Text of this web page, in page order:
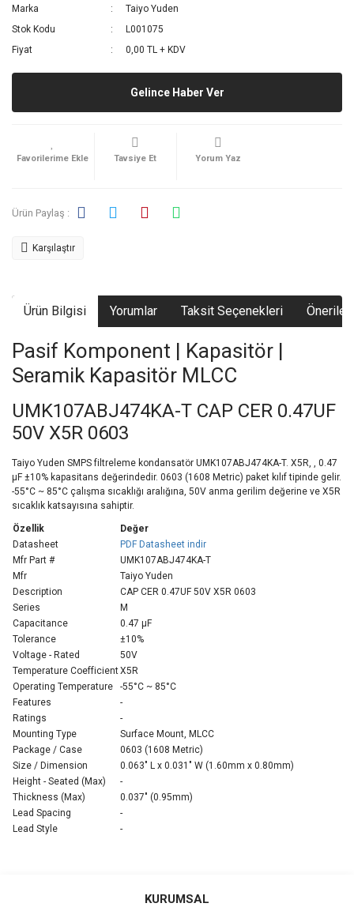
Marka
Taiyo Yuden
Stok Kodu
L001075
Fiyat
0,00 TL + KDV
Gelince Haber Ver
Tavsiye Et Yorum Yaz
Ürün Paylaş :
Karşılaştır
Ürün Bilgisi Yorumlar Taksit Seçenekleri
Pasif Komponent | Kapasitör |
Seramik Kapasitör MLCC
UMK107ABJ474KA-T CAP CER 0.47UF
50V X5R 0603
Taiyo Yuden SMPS filtreleme kondansatör UMK107ABJ474KA-T. X5R, , 0.47
µF ±10% kapasitans değerindedir. 0603 (1608 Metric) paket kılıf tipinde gelir.
-55°C ~ 85°C çalışma sıcaklığı aralığına, 50V anma gerilim değerine ve X5R
sıcaklık katsayısına sahiptir.
Özellik
Değer
Datasheet
PDF Datasheet indir
Mfr Part #
UMK107ABJ474KA-T
Mfr
Taiyo Yuden
Description
CAP CER 0.47UF 50V X5R 0603
Series
M
Capacitance
0.47 µF
Tolerance
±10%
Voltage - Rated
50V
Temperature CoefficientX5R
Operating Temperature
-55°C ~ 85°C
Features
-
Ratings
-
Mounting Type
Surface Mount, MLCC
Package / Case
0603 (1608 Metric)
Size / Dimension
0.063" L x 0.031" W (1.60mm x 0.80mm)
Height - Seated (Max)
-
Thickness (Max)
0.037" (0.95mm)
Lead Spacing
-
Lead Style
-
Bu ürüne ilk yorumu siz yapın!
KURUMSAL